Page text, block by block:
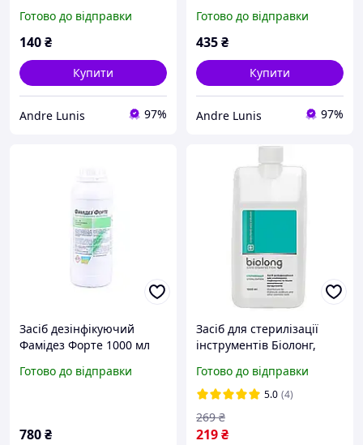
Готово до відправки
140₴
Купити
Andre Lunis 97%
Готово до відправки
435₴
Купити
Andre Lunis 97%
Засіб дезінфікуючий
Фамідез Форте 1000 мл
Готово до відправки
780₴
Засіб для стерилізації
інструментів Біолонг,
Готово до відправки
5.0 (4)
219₴
269 ₴